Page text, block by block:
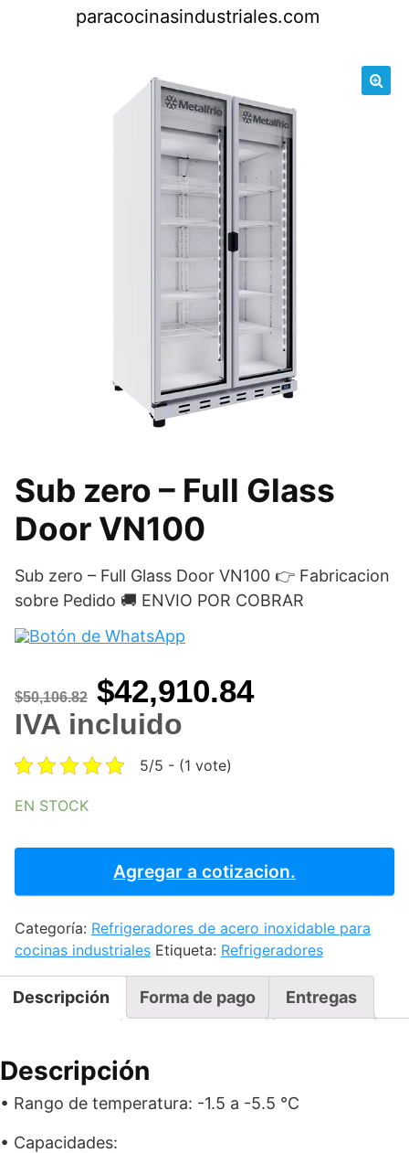
paracocinasindustriales.com
Sub zero – Full Glass
Door VN100
Sub zero – Full Glass Door VN100 👉 Fabricacion
sobre Pedido 🚚 ENVIO POR COBRAR
$50,106.82 Original
price
was:
$42,910.84Current
IVA incluido
5/5 - (1 vote)
EN STOCK
Glass
Door
VN100
cantidad
Agregar a cotizacion.
Categoría: Refrigeradores de acero inoxidable para
cocinas industriales Etiqueta: Refrigeradores
Descripción Forma de pago Entregas
Descripción
• Rango de temperatura: -1.5 a -5.5 °C
• Capacidades: